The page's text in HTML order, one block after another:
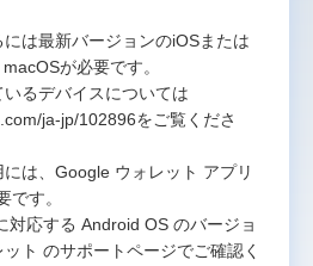
は最新バージョンのiOSまたは
が必要です。
るデバイスについては
ja-jp/102896をご覧くださ
は、Google ウォレット アプリ
です。
対応する Android OS のバージョ
ト のサポートページでご確認く